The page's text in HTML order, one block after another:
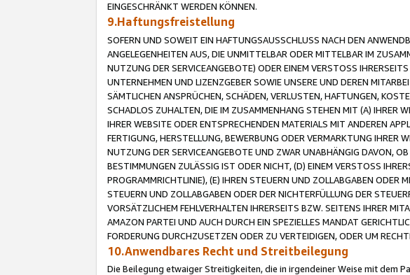
EINGESCHRÄNKT WERDEN KÖNNEN.
9.Haftungsfreistellung
SOFERN UND SOWEIT EIN HAFTUNGSAUSSCHLUSS NACH DEN
ANGELEGENHEITEN AUS, DIE UNMITTELBAR ODER MITTELBAR IM
NUTZUNG DER SERVICEANGEBOTE) ODER EINEM VERSTOSS
UNTERNEHMEN UND LIZENZGEBER SOWIE UNSERE UND DEREN
SÄMTLICHEN ANSPRÜCHEN, SCHÄDEN, VERLUSTEN, HAFTUNGEN,
SCHADLOS ZUHALTEN, DIE IM ZUSAMMENHANG STEHEN MIT (A) IHRER
IHRER WEBSITE ODER ENTSPRECHENDEN MATERIALS MIT ANDEREN
FERTIGUNG, HERSTELLUNG, BEWERBUNG ODER VERMARKTUNG IHRER
NUTZUNG DER SERVICEANGEBOTE UND ZWAR UNABHÄNGIG DAVON,
BESTIMMUNGEN ZULÄSSIG IST ODER NICHT, (D) EINEM VERSTOSS
PROGRAMMRICHTLINIE), (E) IHREN STEUERN UND ZOLLABGABEN ODER
STEUERN UND ZOLLABGABEN ODER DER NICHTERFÜLLUNG DER
VORSÄTZLICHEM FEHLVERHALTEN IHRERSEITS BZW. SEITENS IHRER
AMAZON PARTEI UND AUCH DURCH EIN SPEZIELLES MANDAT
FORDERUNG DURCHZUSETZEN ODER ZU VERTEIDIGEN, ODER UM
10.Anwendbares Recht und Streitbeilegung
Die Beilegung etwaiger Streitigkeiten, die in irgendeiner Weise mit dem